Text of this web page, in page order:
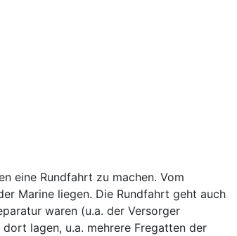
eine Rundfahrt zu machen. Vom
Marine liegen. Die Rundfahrt geht auch
waren (u.a. der Versorger
lagen, u.a. mehrere Fregatten der